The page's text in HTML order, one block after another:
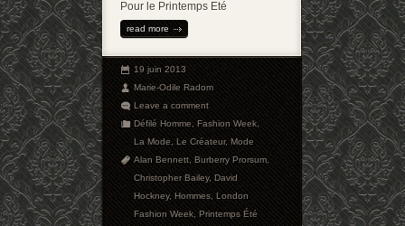
Pour le Printemps Eté
read more
19 juin 2013
Marie-Odile Radom
Leave a comment
Défilé Homme,Fashion Week,
La Mode,Le Créateur,Mode
Alan Bennett,Burberry Prorsum,
Christopher Bailey,David
Hockney,Hommes,London
Fashion Week,Printemps Été